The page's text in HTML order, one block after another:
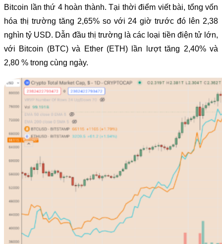
Bitcoin lần thứ 4 hoàn thành. Tại thời điểm viết bài, tổng vốn
hóa thị trường tăng 2,65% so với 24 giờ trước đó lên 2,38
nghìn tỷ USD. Dẫn đầu thị trường là các loại tiền điện tử lớn,
với Bitcoin (BTC) và Ether (ETH) lần lượt tăng 2,40% và
2,80 % trong cùng ngày.